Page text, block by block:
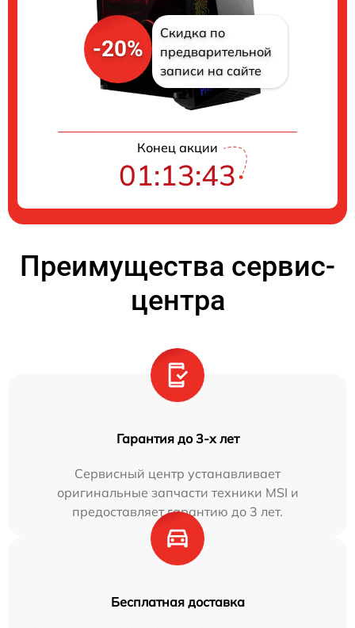
-20%
Скидка по
предварительной
записи на сайте
Конец акции
01:13:42
Преимущества сервис-
центра
Гарантия до 3-х лет
Сервисный центр устанавливает
оригинальные запчасти техники MSI и
предоставляет гарантию до 3 лет.
Бесплатная доставка